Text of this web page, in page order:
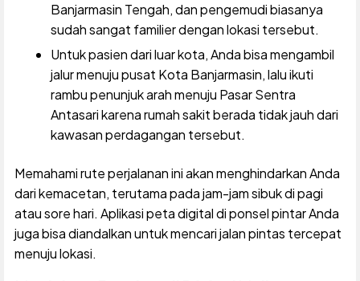
Banjarmasin Tengah, dan pengemudi biasanya
sudah sangat familier dengan lokasi tersebut.
Untuk pasien dari luar kota, Anda bisa mengambil
jalur menuju pusat Kota Banjarmasin, lalu ikuti
rambu penunjuk arah menuju Pasar Sentra
Antasari karena rumah sakit berada tidak jauh dari
kawasan perdagangan tersebut.
Memahami rute perjalanan ini akan menghindarkan Anda
dari kemacetan, terutama pada jam-jam sibuk di pagi
atau sore hari. Aplikasi peta digital di ponsel pintar Anda
juga bisa diandalkan untuk mencari jalan pintas tercepat
menuju lokasi.